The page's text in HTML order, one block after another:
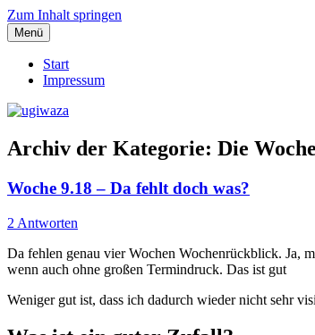
Zum Inhalt springen
ugiwaza
Menü
Start
Impressum
Archiv der Kategorie: Die Woche
Woche 9.18 – Da fehlt doch was?
2 Antworten
Da fehlen genau vier Wochen Wochenrückblick. Ja,
wenn auch ohne großen Termindruck. Das ist gut
Weniger gut ist, dass ich dadurch wieder nicht sehr